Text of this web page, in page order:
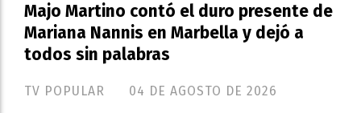
Majo Martino contó el duro presente de
Mariana Nannis en Marbella y dejó a
todos sin palabras
TV POPULAR 04 DE AGOSTO DE 2026